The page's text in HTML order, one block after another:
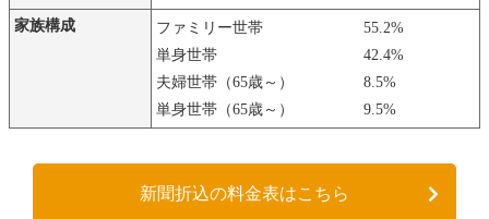
家族構成
ファミリー世帯
55.2%
単身世帯
42.4%
夫婦世帯（65歳～）
8.5%
単身世帯（65歳～）
9.5%
新聞折込の料金表はこちら